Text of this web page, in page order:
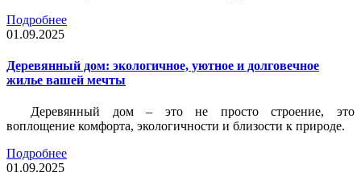
Подробнее
01.09.2025
Деревянный дом: экологичное, уютное и долговечное
жилье вашей мечты
Деревянный дом – это не просто строение, это
воплощение комфорта, экологичности и близости к природе.
Подробнее
01.09.2025